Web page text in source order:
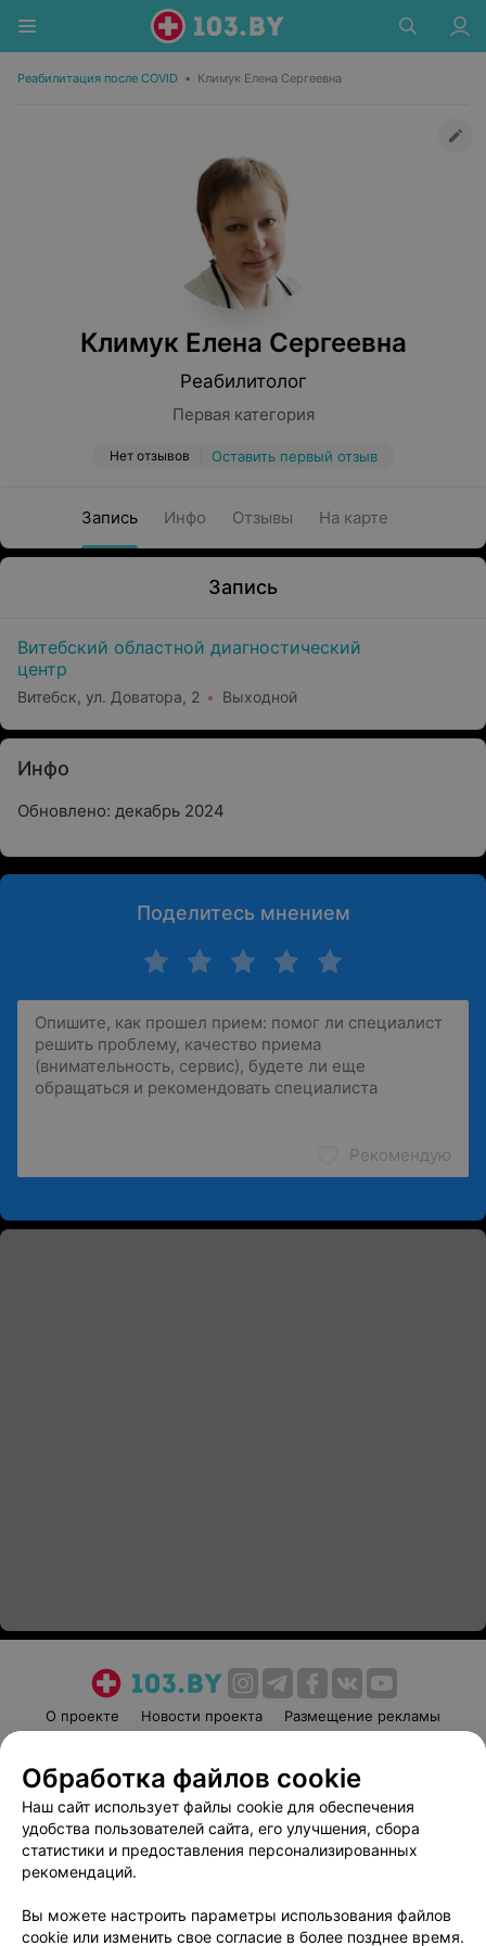
Реабилитация после COVID • Климук Елена Сергеевна
Климук Елена Сергеевна
Реабилитолог
Первая категория
Нет отзывов Оставить первый отзыв
Запись Инфо Отзывы На карте
Запись
Витебский областной диагностический
центр
Витебск, ул. Доватора, 2 Выходной
Инфо
Обновлено: декабрь 2024
Поделитесь мнением
Рекомендую
О проекте Новости проекта
Размещение рекламы
Пользовательское соглашение
Способы оплаты
Вакансии
Партнеры
Написать руководителю 103.by
Обработка персональных данных
Обработка файлов cookie
Наш сайт использует файлы cookie для обеспечения
удобства пользователей сайта, его улучшения, сбора
статистики и предоставления персонализированных
рекомендаций.
Вы можете настроить параметры использования файлов
cookie или изменить свое согласие в более позднее время.